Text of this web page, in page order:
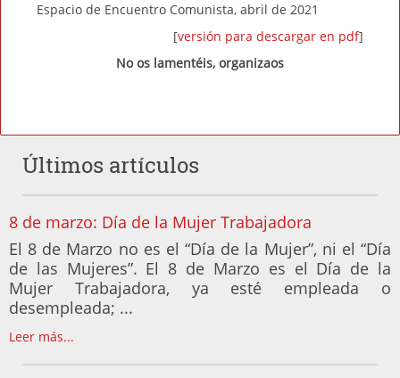
Espacio de Encuentro Comunista, abril de 2021
[versión para descargar en pdf]
No os lamentéis, organizaos
Últimos artículos
8 de marzo: Día de la Mujer Trabajadora
El 8 de Marzo no es el “Día de la Mujer”, ni el “Día
de las Mujeres”. El 8 de Marzo es el Día de la
Mujer Trabajadora, ya esté empleada o
desempleada; ...
Leer más...